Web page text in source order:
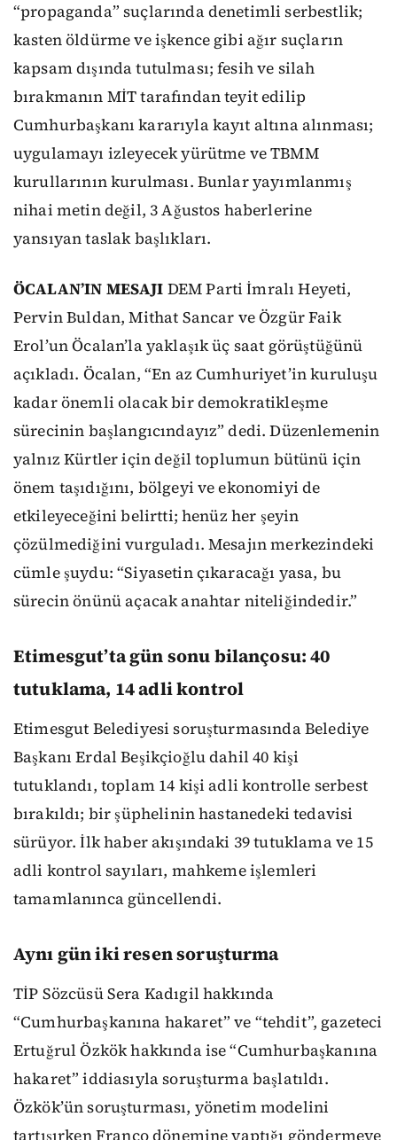
“propaganda” suçlarında denetimli serbestlik;
kasten öldürme ve işkence gibi ağır suçların
kapsam dışında tutulması; fesih ve silah
bırakmanın MİT tarafından teyit edilip
Cumhurbaşkanı kararıyla kayıt altına alınması;
uygulamayı izleyecek yürütme ve TBMM
kurullarının kurulması. Bunlar yayımlanmış
nihai metin değil, 3 Ağustos haberlerine
yansıyan taslak başlıkları.
ÖCALAN’IN MESAJI DEM Parti İmralı Heyeti,
Pervin Buldan, Mithat Sancar ve Özgür Faik
Erol’un Öcalan’la yaklaşık üç saat görüştüğünü
açıkladı. Öcalan, “En az Cumhuriyet’in kuruluşu
kadar önemli olacak bir demokratikleşme
sürecinin başlangıcındayız” dedi. Düzenlemenin
yalnız Kürtler için değil toplumun bütünü için
önem taşıdığını, bölgeyi ve ekonomiyi de
etkileyeceğini belirtti; henüz her şeyin
çözülmediğini vurguladı. Mesajın merkezindeki
cümle şuydu: “Siyasetin çıkaracağı yasa, bu
sürecin önünü açacak anahtar niteliğindedir.”
Etimesgut’ta gün sonu bilançosu: 40
tutuklama, 14 adli kontrol
Etimesgut Belediyesi soruşturmasında Belediye
Başkanı Erdal Beşikçioğlu dahil 40 kişi
tutuklandı, toplam 14 kişi adli kontrolle serbest
bırakıldı; bir şüphelinin hastanedeki tedavisi
sürüyor. İlk haber akışındaki 39 tutuklama ve 15
adli kontrol sayıları, mahkeme işlemleri
tamamlanınca güncellendi.
Aynı gün iki resen soruşturma
TİP Sözcüsü Sera Kadıgil hakkında
“Cumhurbaşkanına hakaret” ve “tehdit”, gazeteci
Ertuğrul Özkök hakkında ise “Cumhurbaşkanına
hakaret” iddiasıyla soruşturma başlatıldı.
Özkök’ün soruşturması, yönetim modelini
tartışırken Franco dönemine yaptığı göndermeye